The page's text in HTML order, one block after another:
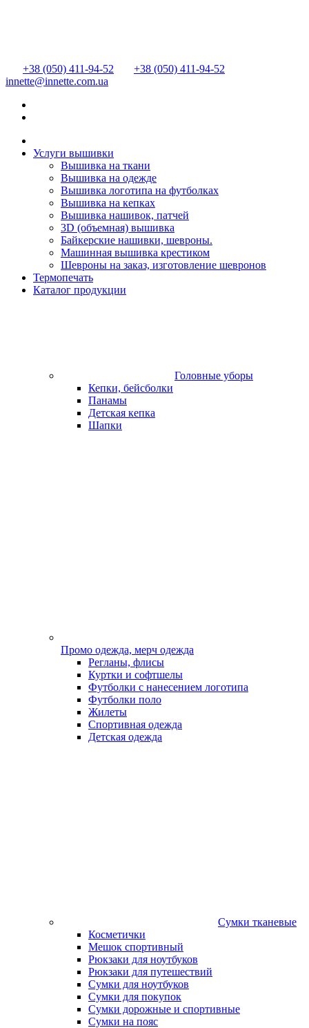
+38 (050) 411-94-52
+38 (050) 411-94-52
innette@innette.com.ua
Услуги вышивки
Вышивка на ткани
Вышивка на одежде
Вышивка логотипа на футболках
Вышивка на кепках
Вышивка нашивок, патчей
3D (объемная) вышивка
Байкерские нашивки, шевроны.
Машинная вышивка крестиком
Шевроны на заказ, изготовление шевронов
Термопечать
Каталог продукции
Головные уборы
Кепки, бейсболки
Панамы
Детская кепка
Шапки
Промо одежда, мерч одежда
Регланы, флисы
Куртки и софтшелы
Футболки с нанесением логотипа
Футболки поло
Жилеты
Спортивная одежда
Детская одежда
Сумки тканевые
Косметички
Мешок спортивный
Рюкзаки для ноутбуков
Рюкзаки для путешествий
Сумки для ноутбуков
Сумки для покупок
Сумки дорожные и спортивные
Сумки на пояс